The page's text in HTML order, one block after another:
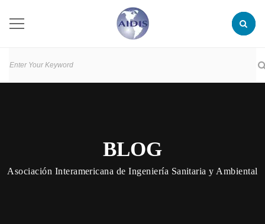
BLOG
Asociación Interamericana de Ingeniería Sanitaria y Ambiental